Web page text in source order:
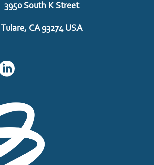
3950 South K Street
Tulare, CA 93274 USA